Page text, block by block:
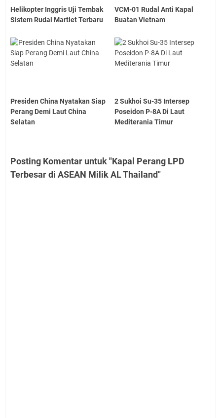
Helikopter Inggris Uji Tembak
Sistem Rudal Martlet Terbaru
VCM-01 Rudal Anti Kapal
Buatan Vietnam
Presiden China Nyatakan Siap
Perang Demi Laut China
Selatan
2 Sukhoi Su-35 Intersep
Poseidon P-8A Di Laut
Mediterania Timur
Posting Komentar untuk "Kapal Perang LPD
Terbesar di ASEAN Milik AL Thailand"